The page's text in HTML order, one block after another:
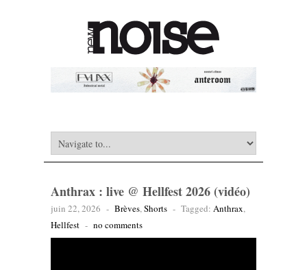
Anthrax : live @ Hellfest 2026 (vidéo)
juin 22, 2026 - Brèves,Shorts - Tagged: Anthrax,
Hellfest - no comments